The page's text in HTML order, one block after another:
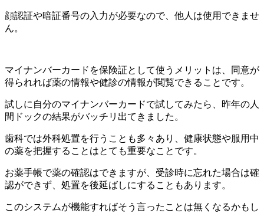
顔認証や暗証番号の入力が必要なので、他人は使用できませ
ん。
マイナンバーカードを保険証として使うメリットは、同意が
得られれば薬の情報や健診の情報が閲覧できることです。
試しに自分のマイナンバーカードで試してみたら、昨年の人
間ドックの結果がバッチリ出てきました。
歯科では外科処置を行うことも多々あり、健康状態や服用中
の薬を把握することはとても重要なことです。
お薬手帳で薬の確認はできますが、受診時に忘れた場合は確
認ができず、処置を後延ばしにすることもあります。
このシステムが機能すればそう言ったことは無くなるかもし